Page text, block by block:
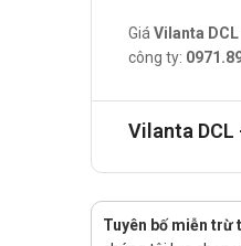
Đối
để duy trì
Lưu ý khi sử
Để xa tầm tay
Đọc kĩ hướng
Không sử dụng
Đối tượng bị
Giá Vilanta
công ty:
Vilanta
Tuyên bố miễn trừ